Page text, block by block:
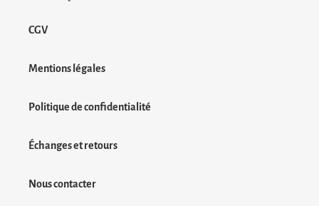
CGV
Mentions légales
Politique de confidentialité
Échanges et retours
Nous contacter